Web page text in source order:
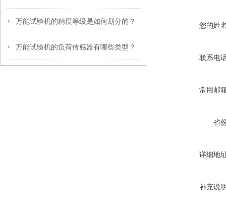
万能试验机的精度等级是如何划分的？
万能试验机的负荷传感器有哪些类型？
您的姓
联系电
常用邮
省
详细地
补充说